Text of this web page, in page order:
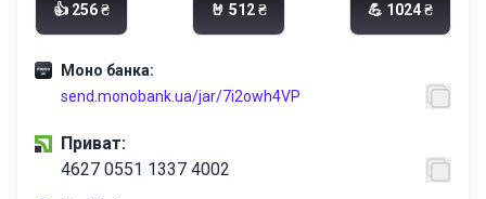
Моно банка:
send.monobank.ua/jar/7i2owh4VP
👍 256 ₴ 🤘 512 ₴ 💪 1024 ₴
Приват:
4627 0551 1337 4002